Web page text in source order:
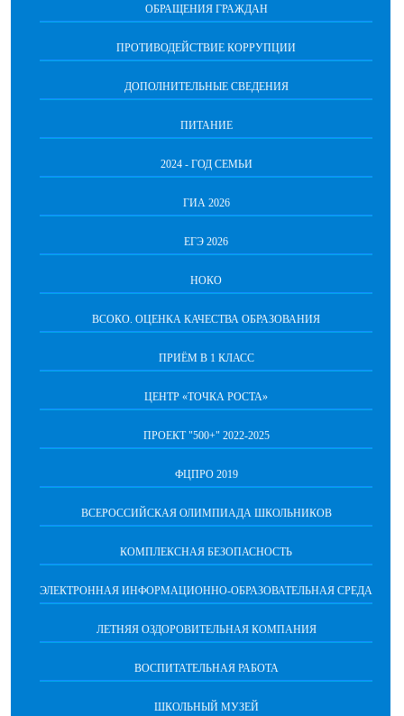
ОБРАЩЕНИЯ ГРАЖДАН
ПРОТИВОДЕЙСТВИЕ КОРРУПЦИИ
ДОПОЛНИТЕЛЬНЫЕ СВЕДЕНИЯ
ПИТАНИЕ
2024 - ГОД СЕМЬИ
ГИА 2026
ЕГЭ 2026
НОКО
ВСОКО. ОЦЕНКА КАЧЕСТВА ОБРАЗОВАНИЯ
ПРИЁМ В 1 КЛАСС
ЦЕНТР «ТОЧКА РОСТА»
ПРОЕКТ "500+" 2022-2025
ФЦПРО 2019
ВСЕРОССИЙСКАЯ ОЛИМПИАДА ШКОЛЬНИКОВ
КОМПЛЕКСНАЯ БЕЗОПАСНОСТЬ
ЭЛЕКТРОННАЯ ИНФОРМАЦИОННО-ОБРАЗОВАТЕЛЬНАЯ СРЕДА
ЛЕТНЯЯ ОЗДОРОВИТЕЛЬНАЯ КОМПАНИЯ
ВОСПИТАТЕЛЬНАЯ РАБОТА
ШКОЛЬНЫЙ МУЗЕЙ